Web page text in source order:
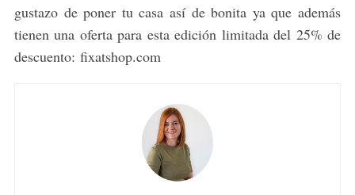
gustazo de poner tu casa así de bonita ya que además
tienen una oferta para esta edición limitada del 25% de
descuento: fixatshop.com